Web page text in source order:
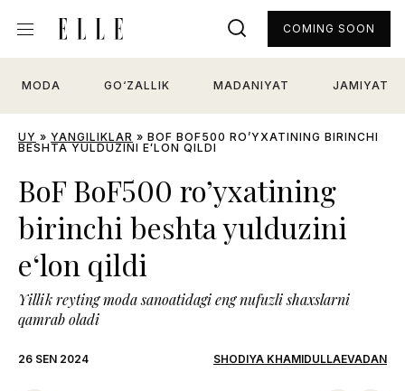
MODA GO‘ZALLIK MADANIYAT JAMIYAT
COMING SOON
UY » YANGILIKLAR » BOF BOF500 RO’YXATINING BIRINCHI
BESHTA YULDUZINI EʻLON QILDI
BoF BoF500 ro’yxatining
birinchi beshta yulduzini
eʻlon qildi
Yillik reyting moda sanoatidagi eng nufuzli shaxslarni
qamrab oladi
26 SEN 2024 SHODIYA KHAMIDULLAEVADAN